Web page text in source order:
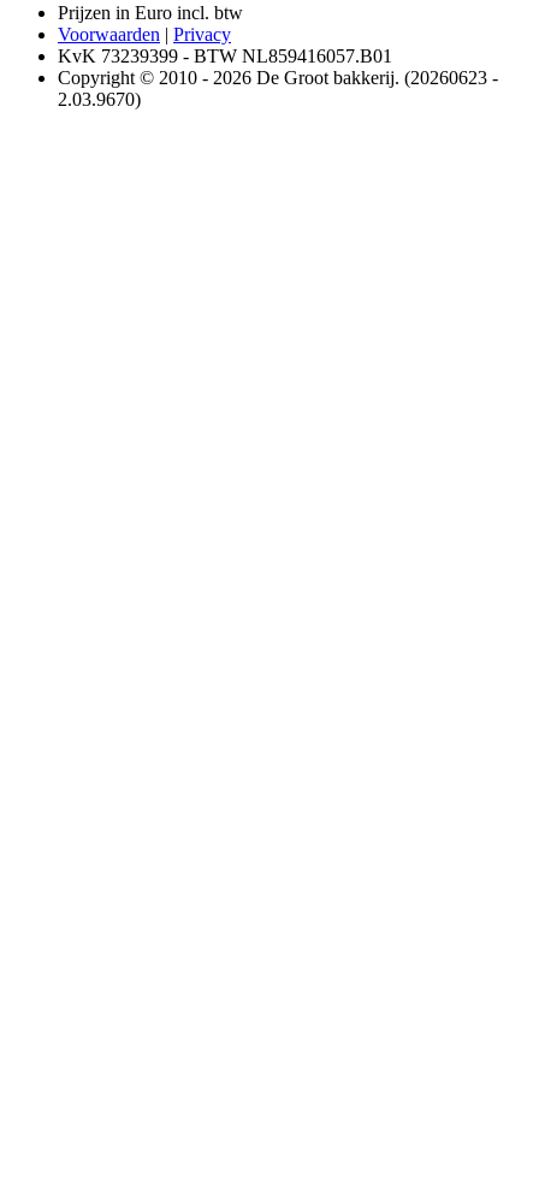
Prijzen in Euro incl. btw
Voorwaarden | Privacy
KvK 73239399 - BTW NL859416057.B01
Copyright © 2010 - 2026 De Groot bakkerij. (20260623 -
2.03.9670)